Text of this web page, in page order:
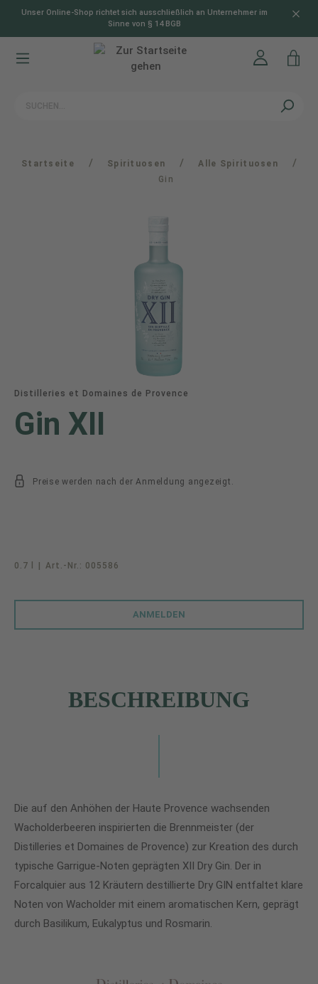
springen
Unser Online-Shop richtet sich ausschließlich an Unternehmer im
Sinne von § 14 BGB
Startseite / Spirituosen / Alle Spirituosen /
Gin
Distilleries et Domaines de Provence
Gin XII
Preise werden nach der Anmeldung angezeigt.
0.7 l Art.-Nr.: 005586
ANMELDEN
BESCHREIBUNG
Die auf den Anhöhen der Haute Provence wachsenden
Wacholderbeeren inspirierten die Brennmeister (der
Distilleries et Domaines de Provence) zur Kreation des durch
typische Garrigue-Noten geprägten XII Dry Gin. Der in
Forcalquier aus 12 Kräutern destillierte Dry GIN entfaltet klare
Noten von Wacholder mit einem aromatischen Kern, geprägt
durch Basilikum, Eukalyptus und Rosmarin.